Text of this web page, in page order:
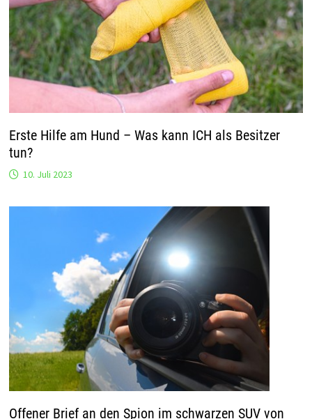
Erste Hilfe am Hund – Was kann ICH als Besitzer
tun?
10. Juli 2023
Offener Brief an den Spion im schwarzen SUV von